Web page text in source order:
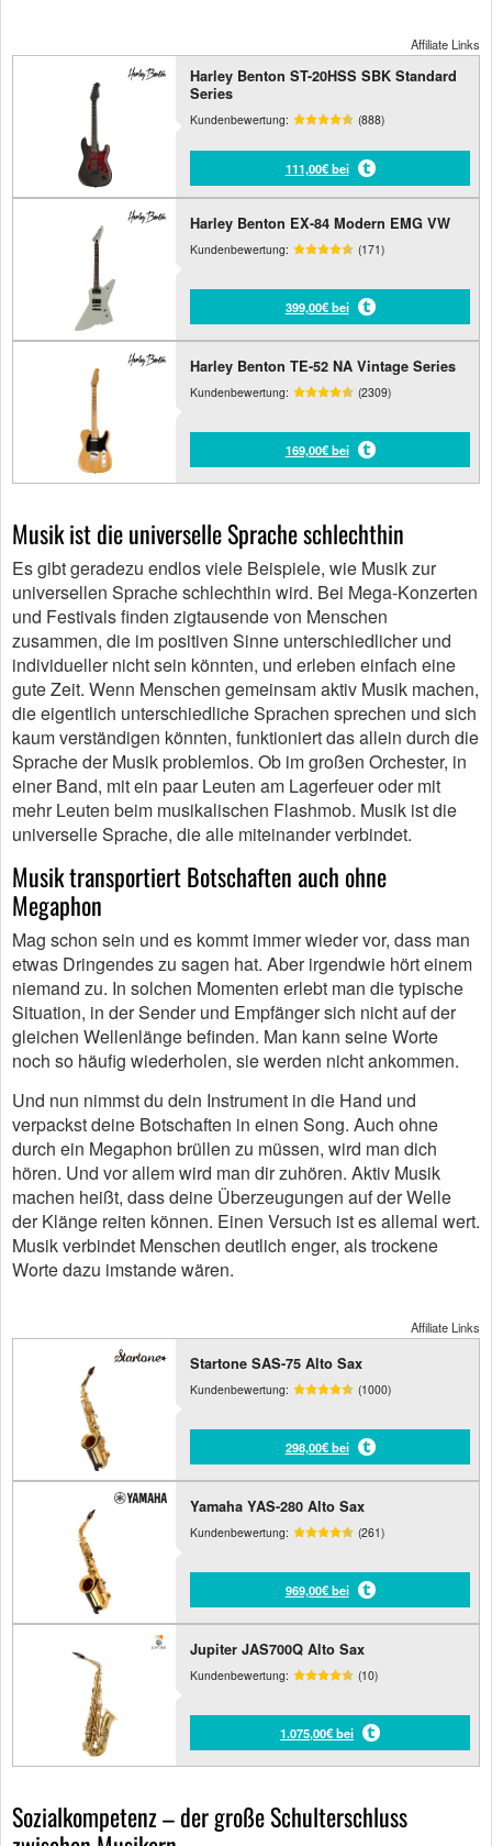
Affiliate Links
Harley Benton ST-20HSS SBK Standard
Series
Kundenbewertung: (888)
111,00€ bei
Harley Benton EX-84 Modern EMG VW
Kundenbewertung: (171)
399,00€ bei
Harley Benton TE-52 NA Vintage Series
Kundenbewertung: (2309)
169,00€ bei
Musik ist die universelle Sprache schlechthin
Es gibt geradezu endlos viele Beispiele, wie Musik zur
universellen Sprache schlechthin wird. Bei Mega-Konzerten
und Festivals finden zigtausende von Menschen
zusammen, die im positiven Sinne unterschiedlicher und
individueller nicht sein könnten, und erleben einfach eine
gute Zeit. Wenn Menschen gemeinsam aktiv Musik machen,
die eigentlich unterschiedliche Sprachen sprechen und sich
kaum verständigen könnten, funktioniert das allein durch die
Sprache der Musik problemlos. Ob im großen Orchester, in
einer Band, mit ein paar Leuten am Lagerfeuer oder mit
mehr Leuten beim musikalischen Flashmob. Musik ist die
universelle Sprache, die alle miteinander verbindet.
Musik transportiert Botschaften auch ohne
Megaphon
Mag schon sein und es kommt immer wieder vor, dass man
etwas Dringendes zu sagen hat. Aber irgendwie hört einem
niemand zu. In solchen Momenten erlebt man die typische
Situation, in der Sender und Empfänger sich nicht auf der
gleichen Wellenlänge befinden. Man kann seine Worte
noch so häufig wiederholen, sie werden nicht ankommen.
Und nun nimmst du dein Instrument in die Hand und
verpackst deine Botschaften in einen Song. Auch ohne
durch ein Megaphon brüllen zu müssen, wird man dich
hören. Und vor allem wird man dir zuhören. Aktiv Musik
machen heißt, dass deine Überzeugungen auf der Welle
der Klänge reiten können. Einen Versuch ist es allemal wert.
Musik verbindet Menschen deutlich enger, als trockene
Worte dazu imstande wären.
Affiliate Links
Startone SAS-75 Alto Sax
Kundenbewertung: (1000)
298,00€ bei
Yamaha YAS-280 Alto Sax
Kundenbewertung: (261)
969,00€ bei
Jupiter JAS700Q Alto Sax
Kundenbewertung: (10)
1.075,00€ bei
Sozialkompetenz – der große Schulterschluss